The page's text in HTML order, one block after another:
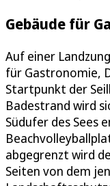
Gebäude für
Auf einer
für Gastronomie,
Startpunkt der
Badestrand wird
Südufer des Sees
abgegrenzt wird
Seiten von dem